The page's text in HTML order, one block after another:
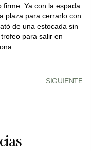
Ya con la espada
plaza para cerrarlo con
de una estocada sin
para salir en
SIGUIENTE